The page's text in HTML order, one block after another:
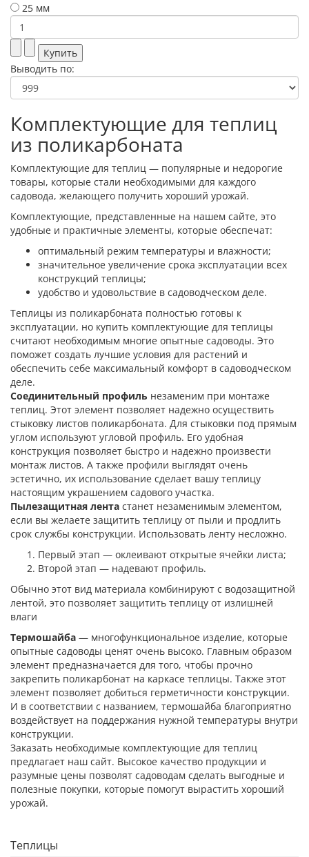
25 мм
Выводить по:
Комплектующие для теплиц
из поликарбоната
Комплектующие для теплиц — популярные и недорогие
товары, которые стали необходимыми для каждого
садовода, желающего получить хороший урожай.
Комплектующие, представленные на нашем сайте, это
удобные и практичные элементы, которые обеспечат:
оптимальный режим температуры и влажности;
значительное увеличение срока эксплуатации всех
конструкций теплицы;
удобство и удовольствие в садоводческом деле.
Теплицы из поликарбоната полностью готовы к
эксплуатации, но купить комплектующие для теплицы
считают необходимым многие опытные садоводы. Это
поможет создать лучшие условия для растений и
обеспечить себе максимальный комфорт в садоводческом
деле.
Соединительный профиль незаменим при монтаже
теплиц. Этот элемент позволяет надежно осуществить
стыковку листов поликарбоната. Для стыковки под прямым
углом используют угловой профиль. Его удобная
конструкция позволяет быстро и надежно произвести
монтаж листов. А также профили выглядят очень
эстетично, их использование сделает вашу теплицу
настоящим украшением садового участка.
Пылезащитная лента станет незаменимым элементом,
если вы желаете защитить теплицу от пыли и продлить
срок службы конструкции. Использовать ленту несложно.
Первый этап — оклеивают открытые ячейки листа;
Второй этап — надевают профиль.
Обычно этот вид материала комбинируют с водозащитной
лентой, это позволяет защитить теплицу от излишней
влаги
Термошайба — многофункциональное изделие, которые
опытные садоводы ценят очень высоко. Главным образом
элемент предназначается для того, чтобы прочно
закрепить поликарбонат на каркасе теплицы. Также этот
элемент позволяет добиться герметичности конструкции.
И в соответствии с названием, термошайба благоприятно
воздействует на поддержания нужной температуры внутри
конструкции.
Заказать необходимые комплектующие для теплиц
предлагает наш сайт. Высокое качество продукции и
разумные цены позволят садоводам сделать выгодные и
полезные покупки, которые помогут вырастить хороший
урожай.
Теплицы